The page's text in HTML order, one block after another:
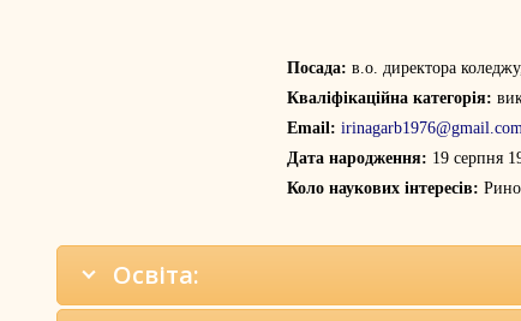
Посада: в.о. директора
Кваліфікаційна категорія:
Email:
Дата народження: 19 серпня
Коло наукових інтересів:
Освіта: